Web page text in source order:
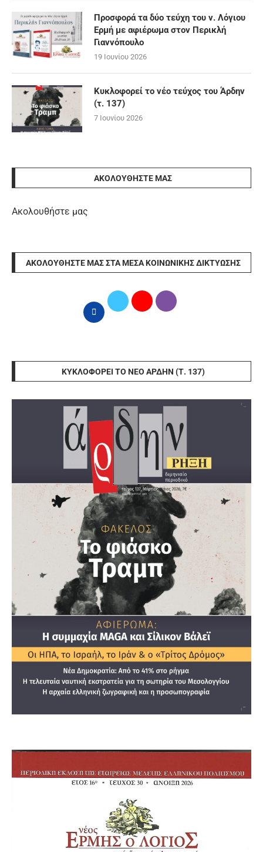
Προσφορά τα δύο τεύχη του ν. Λόγιου
Ερμή με αφιέρωμα στον Περικλή
Γιαννόπουλο
19 Ιουνίου 2026
Κυκλοφορεί το νέο τεύχος του Άρδην
(τ. 137)
7 Ιουνίου 2026
ΑΚΟΛΟΥΘΉΣΤΕ ΜΑΣ
Ακολουθήστε μας
ΑΚΟΛΟΥΘΉΣΤΕ ΜΑΣ ΣΤΑ ΜΈΣΑ ΚΟΙΝΩΝΙΚΉΣ ΔΙΚΤΎΩΣΗΣ
ΚΥΚΛΟΦΟΡΕΊ ΤΟ ΝΈΟ ΆΡΔΗΝ (Τ. 137)